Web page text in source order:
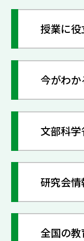
授業に
今がわか
文部科
研究会情
全国の教